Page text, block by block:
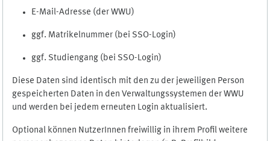
E-Mail-Adresse (der WWU)
ggf. Matrikelnummer (bei SSO-Login)
ggf. Studiengang (bei SSO-Login)
Diese Daten sind identisch mit den zu der jeweiligen Person
gespeicherten Daten in den Verwaltungssystemen der WWU
und werden bei jedem erneuten Login aktualisiert.
Optional können NutzerInnen freiwillig in ihrem Profil weitere